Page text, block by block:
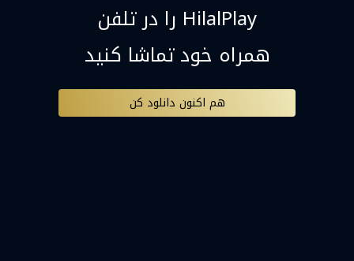
HilalPlay را در تلفن
همراه خود تماشا کنید
هم اکنون دانلود کن